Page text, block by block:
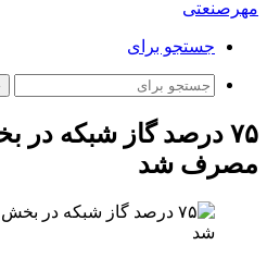
مهرصنعتی
جستجو برای
۷۵ درصد گاز شبکه
مصرف شد